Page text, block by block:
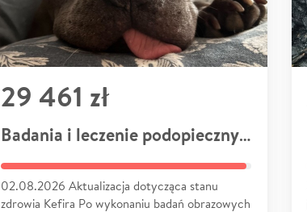
29 461 zł
Badania i leczenie podopiecznych
02.08.2026 Aktualizacja dotycząca stanu
zdrowia Kefira Po wykonaniu badań obrazowych